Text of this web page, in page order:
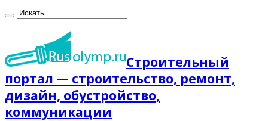
Строительный
портал — строительство, ремонт,
дизайн, обустройство,
коммуникации